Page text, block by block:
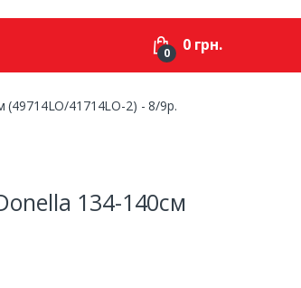
0 0 грн.
(49714LO/41714LO-2) - 8/9р.
134-140см